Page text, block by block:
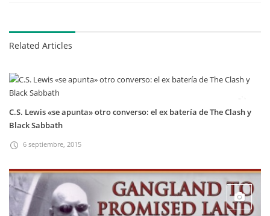
Related Articles
C.S. Lewis «se apunta» otro converso: el ex batería de The Clash y
Black Sabbath
6 septiembre, 2015